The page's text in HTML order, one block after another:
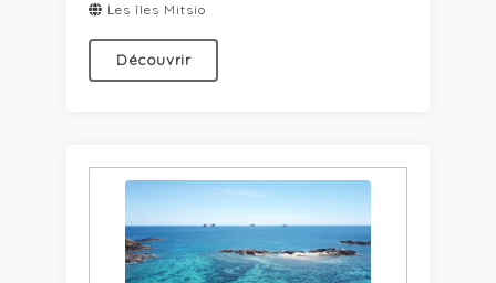
Les îles Mitsio
Découvrir